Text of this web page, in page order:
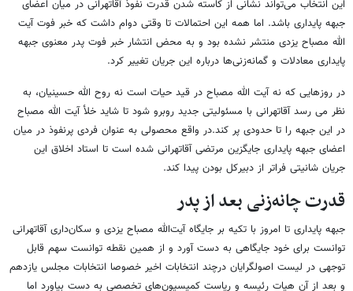
این انتخاب می‌تواند نشانی از کاسته شدن قدرت نفوذ آقاتهرانی در میان اعضای
جبهه پایداری باشد. اما همه این احتمالات تا وقتی دوام داشت که خبر فوت آیت
الله مصباح یزدی منتشر نشده بود و به محض انتشار خبر فوت پدر معنوی جبهه
پایداری معادلات و گمانه‌زنی‌ها درباره این جریان تغییر کرد.
در روزهایی که نه آیت الله مصباح در قید حیات است نه روح الله حسینیان، به
نظر می رسد آقاتهرانی با مسئولیتی جدید روبرو شود تا شاید خلأ آیت الله مصباح
در این جبهه را تا حدودی پر کند.در واقع محصولی به عنوان فردی پرنفوذ در میان
اعضای جبهه پایداری جایگزین مرتضی آقاتهرانی شده است تا استاد اخلاق این
جریان شانیتی فراتر از دبیرکل بودن پیدا کند.
قدرت چانه‌زنی بعد از پدر
جبهه پایداری تا امروز با تکیه بر جایگاه آیت‌الله مصباح یزدی و سکان‌داری آقاتهرانی
توانست برای خود جایگاهی به دست آورد و از همین نقطه توانست سهم قابل
توجهی در لیست اصولگرایان درچند انتخابات اخیر خصوصا انتخابات مجلس یازدهم
و بعد از آن هیات رئیسه و ریاست کمیسیون‌های تخصصی به دست بیاورد اما